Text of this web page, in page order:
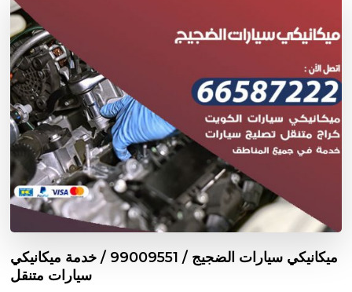
ميكانيكي سيارات الضجيج / 99009551‬ / خدمة ميكانيكي
سيارات متنقل